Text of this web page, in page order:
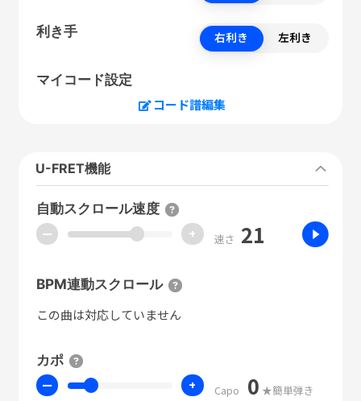
利き手 右利き 左利き
マイコード設定
コード譜編集
U-FRET機能
自動スクロール速度
ー + 速さ 21
BPM連動スクロール
この曲は対応していません
カポ
ー + Capo 0 ★簡単弾き